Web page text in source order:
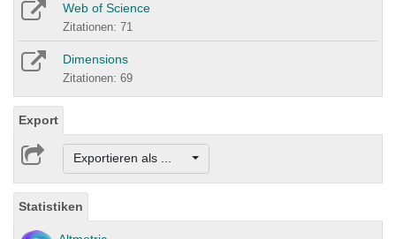
Web of Science
Zitationen: 71
Dimensions
Zitationen: 69
Export
Exportieren als ...
Statistiken